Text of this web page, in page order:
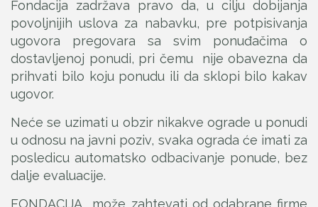
Fondacija zadržava pravo da, u cilju dobijanja
povoljnijih uslova za nabavku, pre potpisivanja
ugovora pregovara sa svim ponuđačima o
dostavljenoj ponudi, pri čemu nije obavezna da
prihvati bilo koju ponudu ili da sklopi bilo kakav
ugovor.
Neće se uzimati u obzir nikakve ograde u ponudi
u odnosu na javni poziv, svaka ograda će imati za
posledicu automatsko odbacivanje ponude, bez
dalje evaluacije.
FONDACIJA može zahtevati od odabrane firme